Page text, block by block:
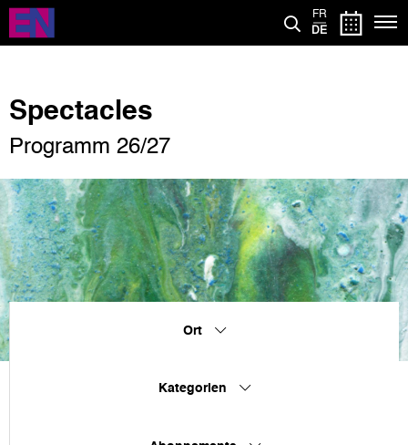
Direkt
zum
Inhalt
FR
DE
Spectacles
Programm 26/27
Ort
Kategorien